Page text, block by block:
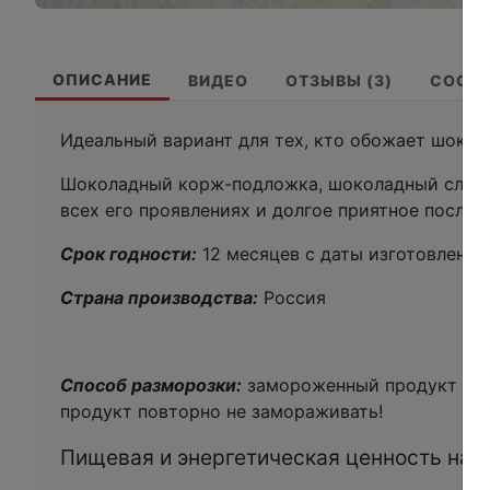
ОПИСАНИЕ ВИДЕО ОТЗЫВЫ (3)
Идеальный вариант для тех, кто обожает
Шоколадный корж-подложка, шоколадный слой
всех его проявлениях и долгое приятное
Срок годности: 12 месяцев с даты
Страна производства: Россия
Способ разморозки: замороженный продукт
продукт повторно не замораживать!
Пищевая и энергетическая ценность на